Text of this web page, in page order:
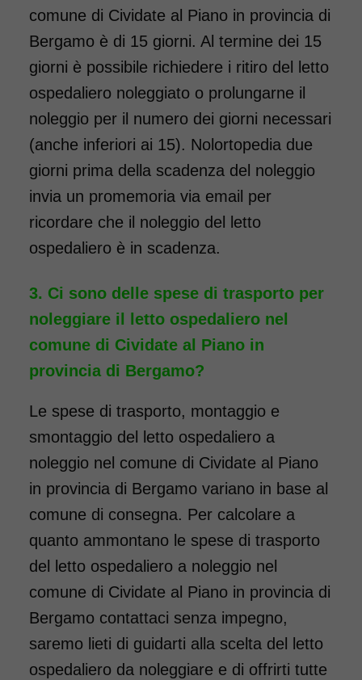
comune di Cividate al Piano in provincia di
Bergamo è di 15 giorni. Al termine dei 15
giorni è possibile richiedere i ritiro del letto
ospedaliero noleggiato o prolungarne il
noleggio per il numero dei giorni necessari
(anche inferiori ai 15). Nolortopedia due
giorni prima della scadenza del noleggio
invia un promemoria via email per
ricordare che il noleggio del letto
ospedaliero è in scadenza.
Ci sono delle spese di trasporto per
noleggiare il letto ospedaliero nel
comune di Cividate al Piano in
provincia di Bergamo?
Le spese di trasporto, montaggio e
smontaggio del letto ospedaliero a
noleggio nel comune di Cividate al Piano
in provincia di Bergamo variano in base al
comune di consegna. Per calcolare a
quanto ammontano le spese di trasporto
del letto ospedaliero a noleggio nel
comune di Cividate al Piano in provincia di
Bergamo contattaci senza impegno,
saremo lieti di guidarti alla scelta del letto
ospedaliero da noleggiare e di offrirti tutte